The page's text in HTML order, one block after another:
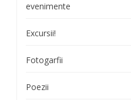
evenimente
Excursii!
Fotogarfii
Poezii